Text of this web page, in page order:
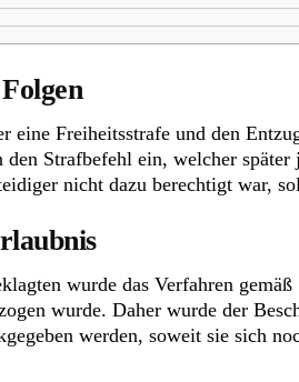
Freiheitsstrafe und den
Strafbefehl ein, welcher
nicht dazu berechtigt war,
wurde das Verfahren
wurde. Daher wurde der
werden, soweit sie sich